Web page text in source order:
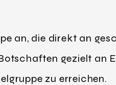
an, die direkt an
gezielt an
zu erreichen.